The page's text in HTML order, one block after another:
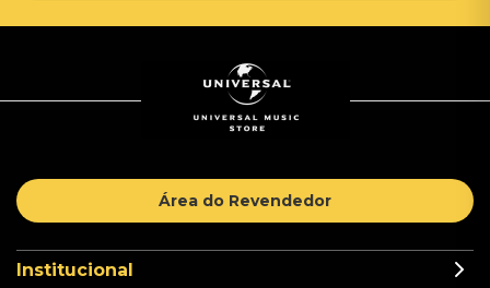
Área do Revendedor
Institucional